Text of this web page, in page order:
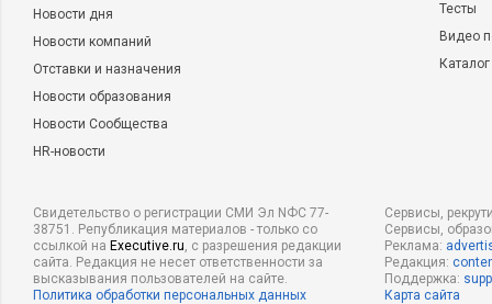
Новости дня
Новости компаний
Отставки и назначения
Новости образования
Новости Сообщества
HR-новости
Тесты
Видео
Свидетельство о регистрации СМИ Эл NФС 77-
38751. Републикация материалов - только со
ссылкой на Executive.ru, с разрешения редакции
сайта. Редакция не несет ответственности за
высказывания пользователей на сайте.
Политика обработки персональных данных
Сервисы,
Сервисы,
Реклама:
Редакция:
Поддержка:
Карта сайта